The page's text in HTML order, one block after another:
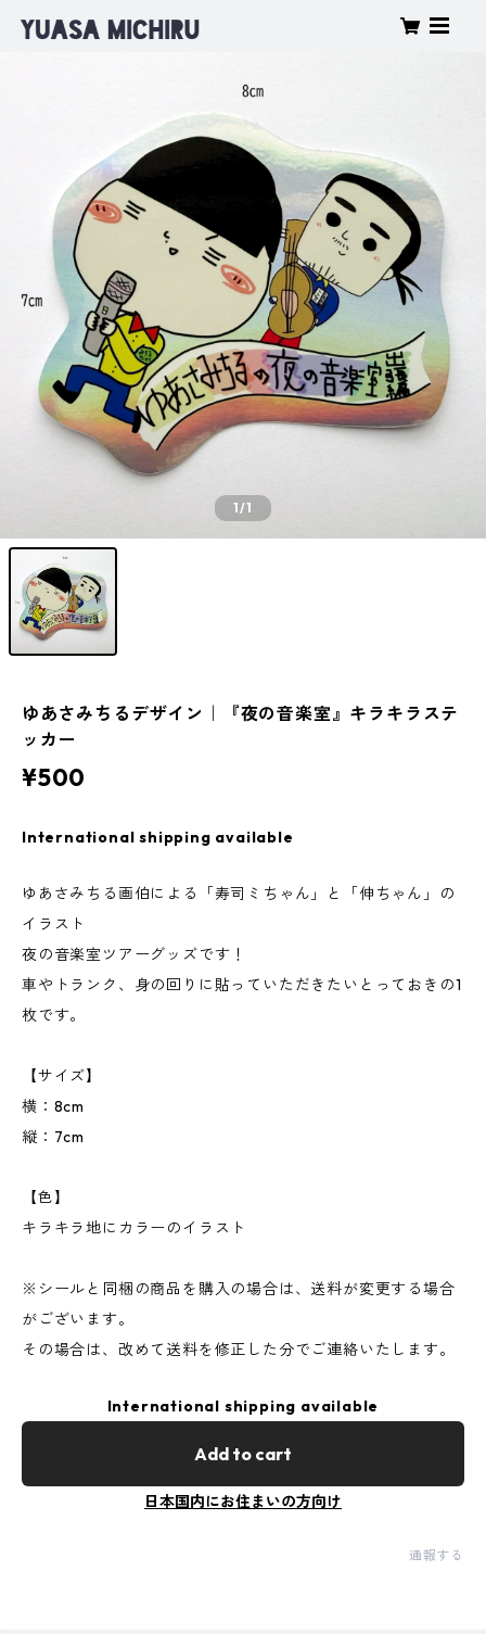
1/1
ゆあさみちるデザイン｜『夜の音楽室』キラキラステ
ッカー
¥500
International shipping available
ゆあさみちる画伯による「寿司ミちゃん」と「伸ちゃん」の
イラスト
夜の音楽室ツアーグッズです！
車やトランク、身の回りに貼っていただきたいとっておきの1
枚です。
【サイズ】
横：8cm
縦：7cm
【色】
キラキラ地にカラーのイラスト
※シールと同梱の商品を購入の場合は、送料が変更する場合
がございます。
その場合は、改めて送料を修正した分でご連絡いたします。
International shipping available
Add to cart
日本国内にお住まいの方向け
通報する